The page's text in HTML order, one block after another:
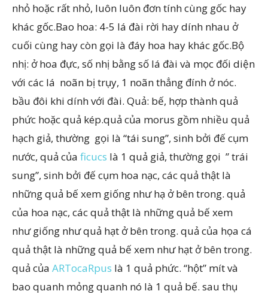
nhỏ hoặc rất nhỏ, luôn luôn đơn tính cùng gốc hay
khác gốc.Bao hoa: 4-5 lá đài rời hay dính nhau ở
cuối cùng hay còn gọi là đáy hoa hay khác gốc.Bộ
nhị: ở hoa đực, số nhị bằng số lá đài và mọc đối diện
với các lá noãn bị trụy, 1 noãn thẳng đính ở nóc.
bầu đôi khi dính với đài. Quả: bế, hợp thành quả
phức hoặc quả kép.quả của morus gồm nhiều quả
hạch giả, thường gọi là “tái sung”, sinh bởi đế cụm
nước, quả của ficucs là 1 quả giả, thường gọi ” trái
sung”, sinh bởi đế cụm hoa nạc, các quả thật là
những quả bế xem giống như hạ ở bên trong. quả
của hoa nạc, các quả thật là những quả bế xem
như giống như quả hạt ở bên trong. quả của họa cá
quả thật là những quả bế xem như hạt ở bên trong.
quả của ARTocaRpus là 1 quả phức. “hột” mít và
bao quanh mỏng quanh nó là 1 quả bế. sau thụ